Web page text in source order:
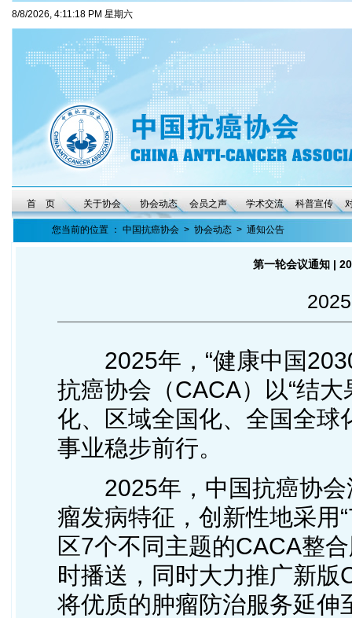
8/8/2026, 4:11:19 PM 星期六
首 页 关于协会 协会动态 会员之声 学术交流 科普宣传
您当前的位置 ： 中国抗癌协会 > 协会动态 > 通知公告
第一轮会议通知 |
2025年，“健康中国
抗癌协会（CACA）以“结
化、区域全国化、全国全球
事业稳步前行。
2025年，中国抗癌协会
瘤发病特征，创新性地采用
区7个不同主题的CACA整
时播送，同时大力推广新
将优质的肿瘤防治服务延伸